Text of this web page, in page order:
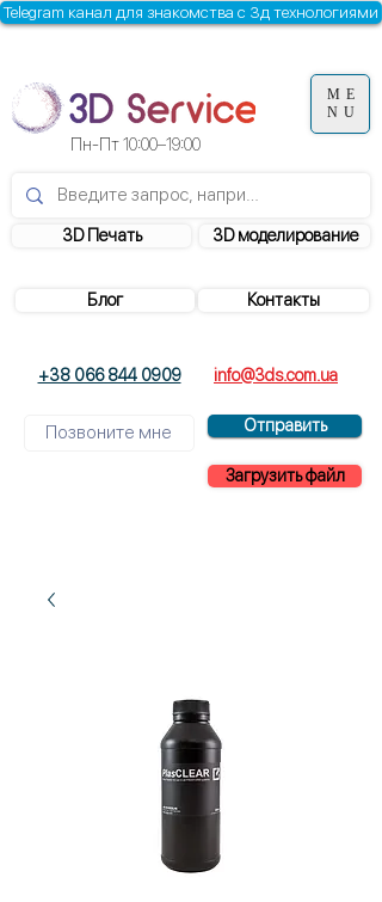
3D моделирование
Контакты
3D Печать
+38 066 844 0909 info@3ds.com.ua
Отправить
Загрузить файл
Блог
Пн-Пт10:00–19:00
Telegram канал для знакомства с 3д технологиями
ME
NU